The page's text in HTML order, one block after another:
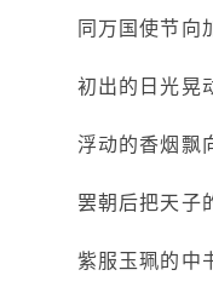
同万国使节向
初出的日光晃
浮动的香烟飘
罢朝后把天子
紫服玉珮的中